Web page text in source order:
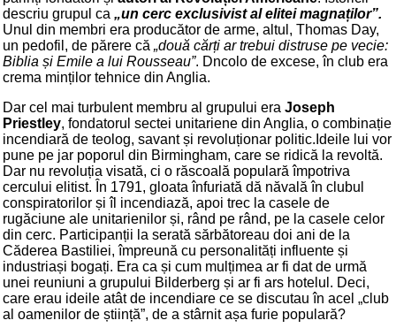
descriu grupul ca „un cerc exclusivist al elitei magnaților”.
Unul din membri era producător de arme, altul, Thomas Day,
un pedofil, de părere că „două cărți ar trebui distruse pe vecie:
Biblia și Emile a lui Rousseau”. Dncolo de excese, în club era
crema minților tehnice din Anglia.
Dar cel mai turbulent membru al grupului era Joseph
Priestley, fondatorul sectei unitariene din Anglia, o combinație
incendiară de teolog, savant și revoluționar politic.Ideile lui vor
pune pe jar poporul din Birmingham, care se ridică la revoltă.
Dar nu revoluția visată, ci o răscoală populară împotriva
cercului elitist. În 1791, gloata înfuriată dă năvală în clubul
conspiratorilor și îl incendiază, apoi trec la casele de
rugăciune ale unitarienilor și, rând pe rând, pe la casele celor
din cerc. Participanții la serată sărbătoreau doi ani de la
Căderea Bastiliei, împreună cu personalități influente și
industriași bogați. Era ca și cum mulțimea ar fi dat de urmă
unei reuniuni a grupului Bilderberg și ar fi ars hotelul. Deci,
care erau ideile atât de incendiare ce se discutau în acel „club
al oamenilor de știință”, de a stârnit așa furie populară?